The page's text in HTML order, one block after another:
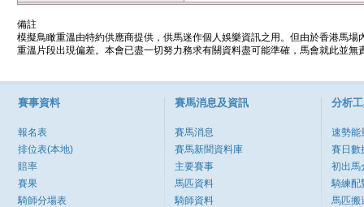
備註
模擬鳥瞰重溫由特約供應商提供，供馬迷作個人娛樂資訊之用。但由於香港馬
重溫片段出現偏差。本會已盡一切努力務求有關資料盡可能準確，馬會就此並
賽事資料
報名表
排位表(本地)
賠率
賽果
騎師分場表
賽馬消息及資訊
賽馬消息
賽馬新聞資料庫
主要賽事
馬匹資料
騎師資料
分析
速勢能
賽日數
初出馬
騎練配
馬匹搬